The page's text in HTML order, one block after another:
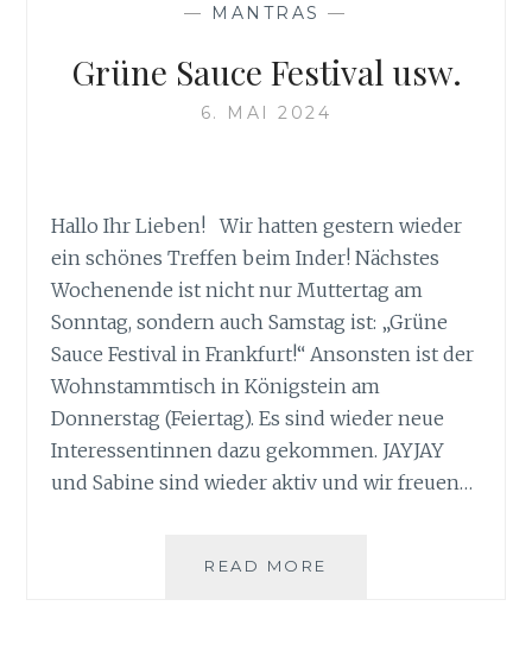
— MANTRAS —
Grüne Sauce Festival usw.
6. MAI 2024
Hallo Ihr Lieben! Wir hatten gestern wieder
ein schönes Treffen beim Inder! Nächstes
Wochenende ist nicht nur Muttertag am
Sonntag, sondern auch Samstag ist: „Grüne
Sauce Festival in Frankfurt!“ Ansonsten ist der
Wohnstammtisch in Königstein am
Donnerstag (Feiertag). Es sind wieder neue
Interessentinnen dazu gekommen. JAYJAY
und Sabine sind wieder aktiv und wir freuen…
READ MORE